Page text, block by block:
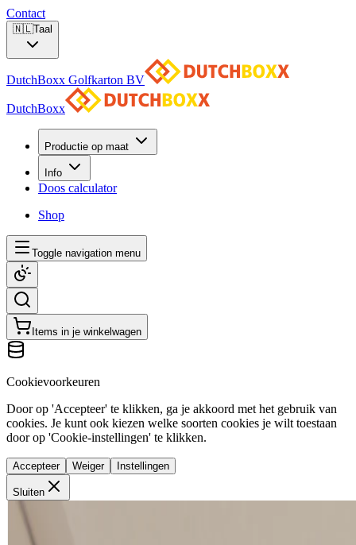
Contact
🇳🇱Taal
DutchBoxx Golfkarton BV
DutchBoxx
Productie op maat
Info
Doos calculator
Shop
Toggle navigation menu
Items in je winkelwagen
Cookievoorkeuren
Door op 'Accepteer' te klikken, ga je akkoord met het gebruik van
cookies. Je kunt ook kiezen welke soorten cookies je wilt toestaan
door op 'Cookie-instellingen' te klikken.
Accepteer Weiger Instellingen
Sluiten